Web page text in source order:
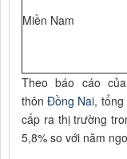
Miền Nam
Theo báo cáo
thônĐồng Nai, tổng
cấp ra thị trường
5,8% so với năm